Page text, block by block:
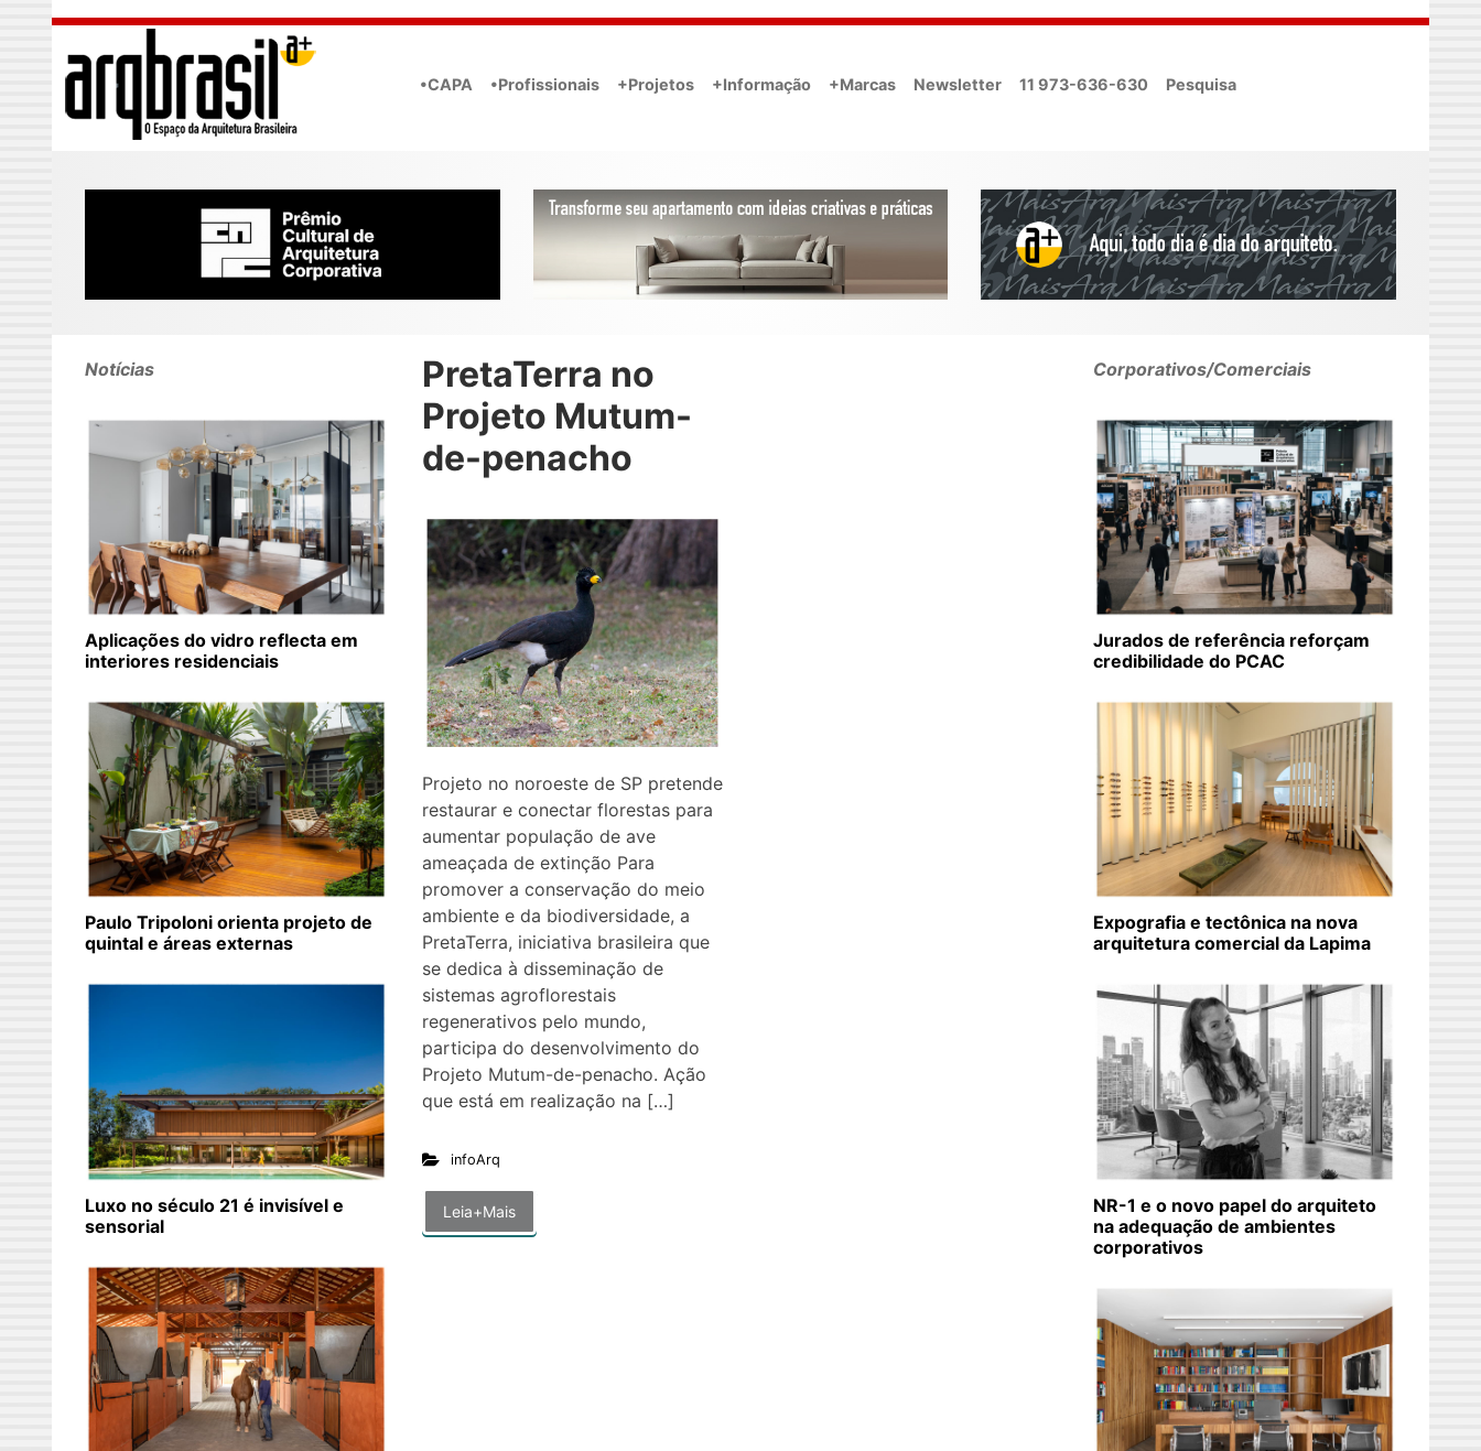
Skip to main content
•CAPA •Profissionais +Projetos +Informação +Marcas Newsletter 11 973-636-630 Pesquisa
PretaTerra no
Projeto Mutum-
de-penacho
Projeto no noroeste de SP pretende
restaurar e conectar florestas para
aumentar população de ave
ameaçada de extinção Para
promover a conservação do meio
ambiente e da biodiversidade, a
PretaTerra, iniciativa brasileira que
se dedica à disseminação de
sistemas agroflorestais
regenerativos pelo mundo,
participa do desenvolvimento do
Projeto Mutum-de-penacho. Ação
que está em realização na […]
infoArq
Leia+Mais
Notícias
Aplicações do vidro reflecta em
interiores residenciais
Paulo Tripoloni orienta projeto de
quintal e áreas externas
Luxo no século 21 é invisível e
sensorial
Corporativos/Comerciais
Jurados de referência reforçam
credibilidade do PCAC
Expografia e tectônica na nova
arquitetura comercial da Lapima
NR-1 e o novo papel do arquiteto
na adequação de ambientes
corporativos